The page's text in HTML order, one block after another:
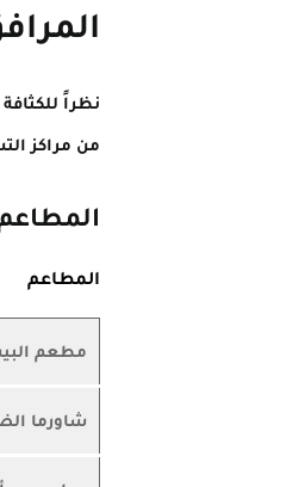
نظراً
من مراكز
المطاعم
مطعم
شاورما